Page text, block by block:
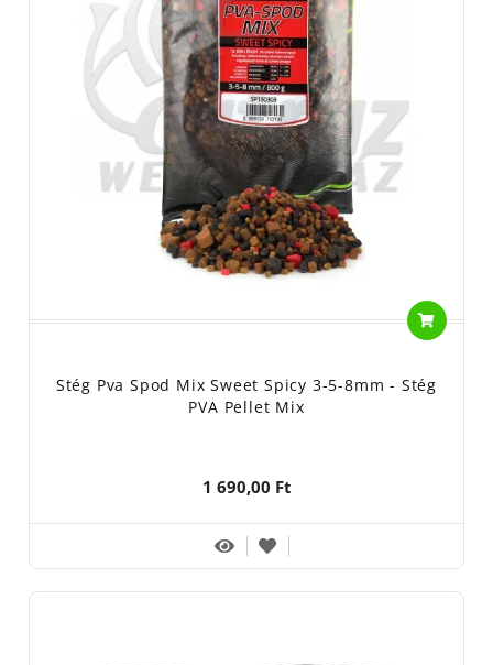
Stég Pva Spod Mix Sweet Spicy 3-5-8mm - Stég
PVA Pellet Mix
1 690,00 Ft